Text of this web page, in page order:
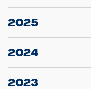
2025
23.12.2025
Projekt S5: Start
2024
10.12.2024
Großprojekt S5:
2023